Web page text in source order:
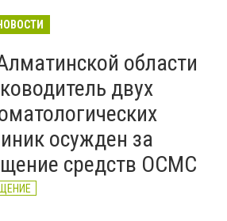
Алматинской области
области
двух
осужден за
средств ОСМС